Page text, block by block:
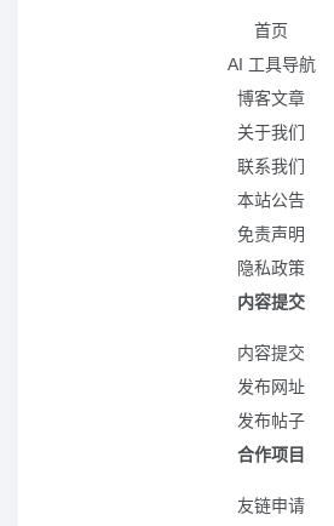
首页
AI 工具导航
博客文章
关于我们
联系我们
本站公告
免责声明
隐私政策
内容提交
内容提交
发布网址
发布帖子
合作项目
友链申请